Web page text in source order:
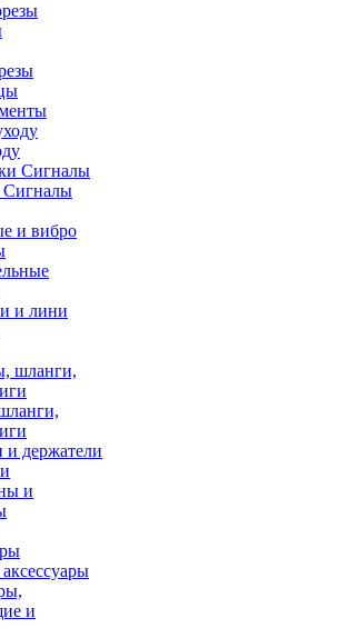
и вибро
и лини
держатели
и